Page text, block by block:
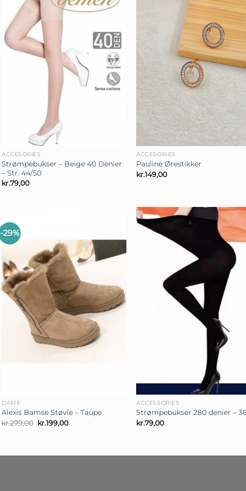
ACCESORIES
Strømpebukser – Beige 40 Denier
– Str. 44/50
kr.79,00
ACCESORIES
Pauline Ørestikker
kr.149,00
-29%
DAME
Alexis Bamse Støvle – Taupe
kr.279,00 Den
oprindelige
kr.199,00Den
+
ACCESSORIES
Strømpebukser 280 denier –
kr.79,00